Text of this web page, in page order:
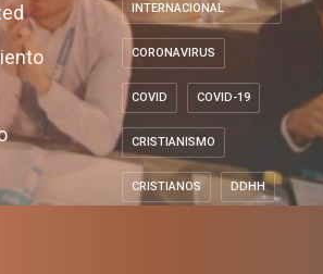
INTERNACIONAL
CORONAVIRUS
COVID COVID-19
CRISTIANISMO
CRISTIANOS DDHH